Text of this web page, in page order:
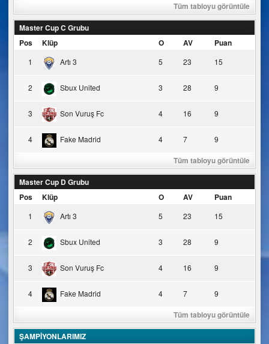
Tüm tabloyu görüntüle
Master Cup C Grubu
Pos
Klüp O AV Puan
1 Artı 3 5 23 15
2 Sbux United 3 28 9
3 Son Vuruş Fc 4 16 9
4 Fake Madrid 4 7 9
Tüm tabloyu görüntüle
Master Cup D Grubu
Pos
Klüp O AV Puan
1 Artı 3 5 23 15
2 Sbux United 3 28 9
3 Son Vuruş Fc 4 16 9
4 Fake Madrid 4 7 9
Tüm tabloyu görüntüle
ŞAMPİYONLARIMIZ